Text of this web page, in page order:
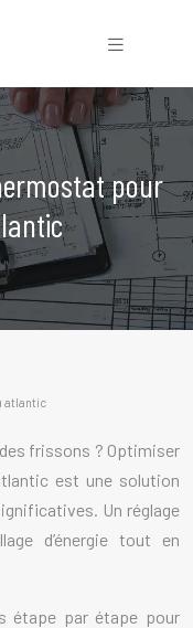
pour
atlantic
frissons ? Optimiser
est une solution
Un réglage
d’énergie tout en
étape par étape pour